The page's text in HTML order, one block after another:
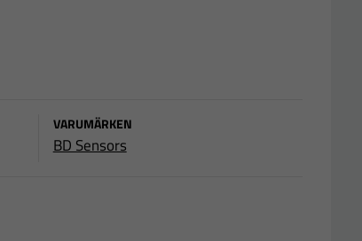
VARUMÄRKEN
BD Sensors